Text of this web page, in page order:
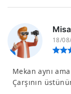
18/
Mekan aynı
Çarşının